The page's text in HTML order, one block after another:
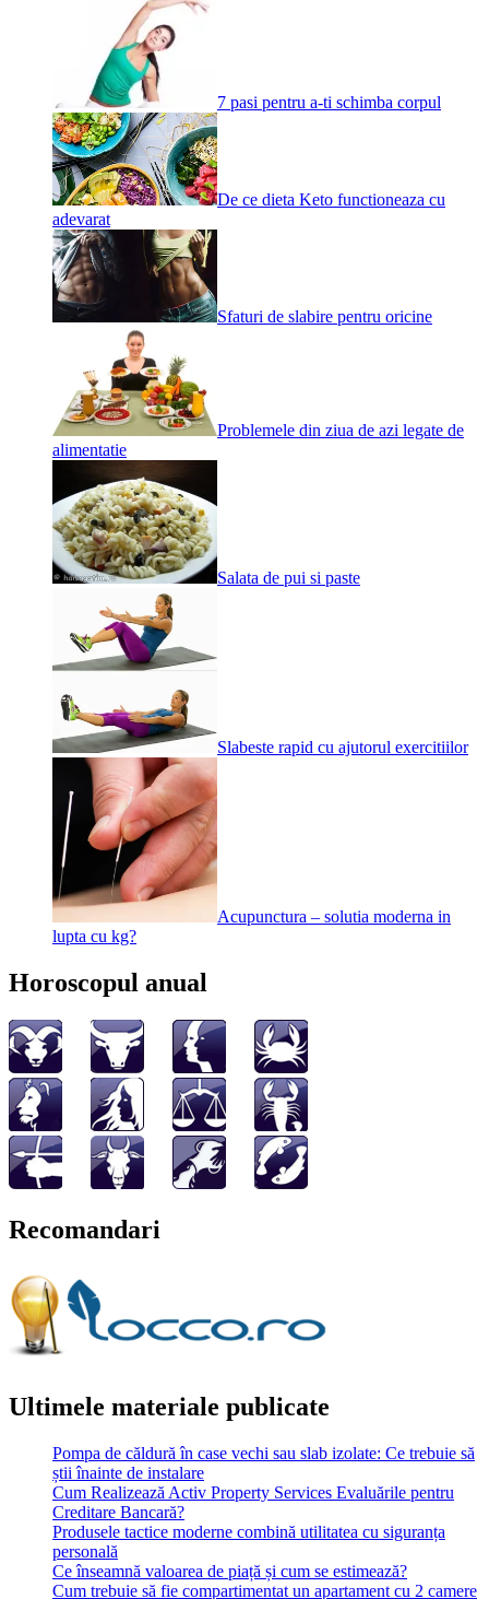
7 pasi pentru a-ti schimba corpul
De ce dieta Keto functioneaza cu
adevarat
Sfaturi de slabire pentru oricine
Problemele din ziua de azi legate de
alimentatie
Salata de pui si paste
Slabeste rapid cu ajutorul exercitiilor
Acupunctura – solutia moderna in
lupta cu kg?
Horoscopul anual
Recomandari
Ultimele materiale publicate
Pompa de căldură în case vechi sau slab izolate: Ce trebuie să
știi înainte de instalare
Cum Realizează Activ Property Services Evaluările pentru
Creditare Bancară?
Produsele tactice moderne combină utilitatea cu siguranța
personală
Ce înseamnă valoarea de piață și cum se estimează?
Cum trebuie să fie compartimentat un apartament cu 2 camere